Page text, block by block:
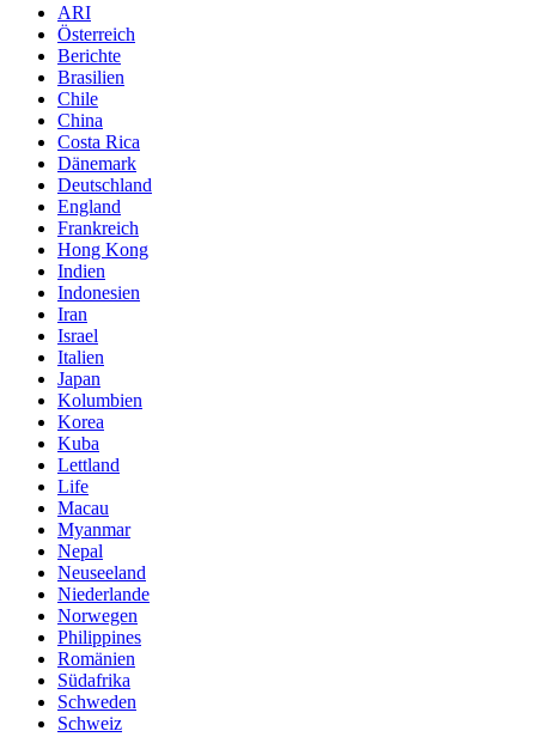
ARI
Österreich
Berichte
Brasilien
Chile
China
Costa Rica
Dänemark
Deutschland
England
Frankreich
Hong Kong
Indien
Indonesien
Iran
Israel
Italien
Japan
Kolumbien
Korea
Kuba
Lettland
Life
Macau
Myanmar
Nepal
Neuseeland
Niederlande
Norwegen
Philippines
Romänien
Südafrika
Schweden
Schweiz